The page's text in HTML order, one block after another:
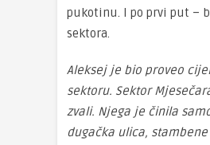
pukotinu. I po prvi put –
sektora.
Aleksej je bio proveo
sektoru. Sektor
zvali. Njega je činila
dugačka ulica,